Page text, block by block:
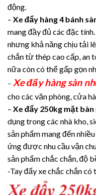
động.
– Xe đẩy hàng 4 bánh
mang đầy đủ các đặc
nhưng khả năng chịu tải
chắn từ thép cao cấp, an
nữa còn có thể gấp gọn
– Xe đẩy hàng sàn
cho các văn phòng, cửa
– Xe đẩy 250kg mặt
dụng trong các nhà kho,
sản phẩm mang đến
ứng được nhu cầu vận
sản phẩm chắc chắn, độ
-Tay đẩy xe chắc chắn